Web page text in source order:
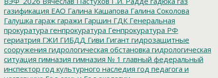
газификация ЕАО Галина Кашапова Галина Соколова
Галушка гараж гаражи Гаршин ГДК Генеральная
прокуратура генпрокуратура Генпрокуратура РФ
гериатрия ГЖИ ГИБДД Гиви Гигант гидрозащитные
сооружения гидрологическая обстановка гидрологическая
ситуация гимназия гимназия № 1 главный федеральный
инспектор год культурного наследия год педагога и